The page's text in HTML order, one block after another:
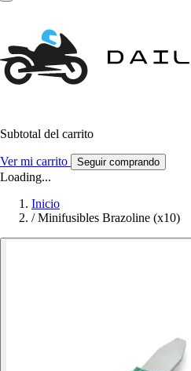
Subtotal del carrito
Ver mi carrito Seguir comprando
Loading...
Inicio
/ Minifusibles Brazoline (x10)